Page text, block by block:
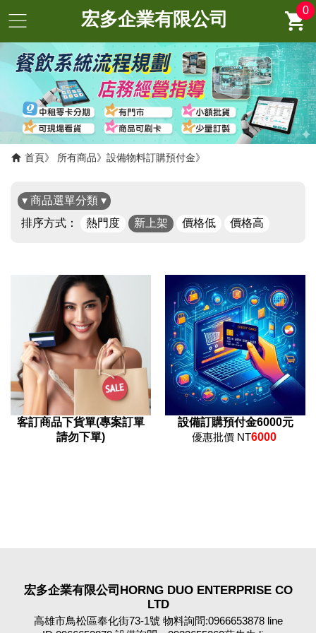
宏多企業有限公司 0
首頁 所有商品 設備物料訂購預付金
▾ 商品選單分類 ▾
排序方式：
熱門度 新上架 價格低 價格高
客訂商品下貨單(專案訂單
請勿下單)
設備訂購預付金6000元
優惠批價 NT6000
宏多企業有限公司HORNG DUO ENTERPRISE CO
LTD
高雄市鳥松區奉化街73-1號 物料詢問:0966653878 line